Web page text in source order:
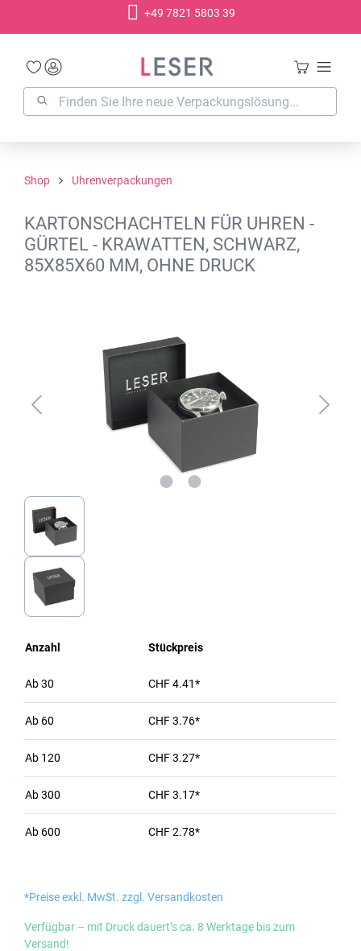
+49 7821 5803 39
Shop Uhrenverpackungen
KARTONSCHACHTELN FÜR UHREN -
GÜRTEL - KRAWATTEN, SCHWARZ,
85X85X60 MM, OHNE DRUCK
Anzahl Stückpreis
Ab30 CHF 4.41*
Ab 60 CHF 3.76*
Ab 120 CHF 3.27*
Ab300 CHF 3.17*
Ab 600 CHF 2.78*
*Preise exkl. MwSt. zzgl. Versandkosten
Verfügbar – mit Druck dauert’s ca. 8 Werktage bis zum
Versand!